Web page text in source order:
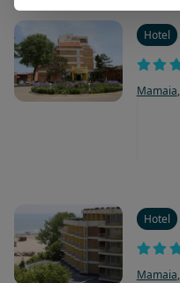
Hotel
Mamaia,
Hotel
Mamaia,